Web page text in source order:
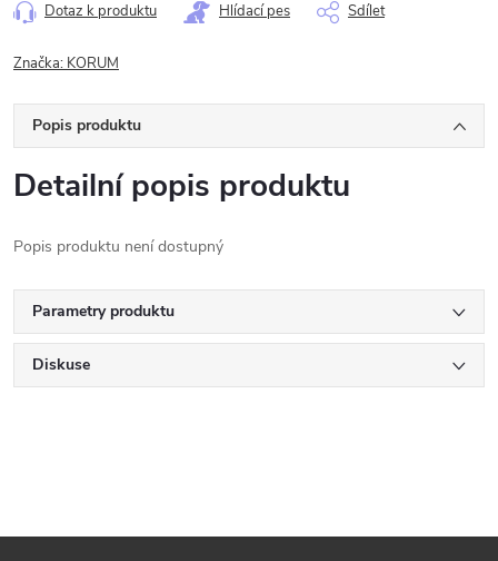
Dotaz k produktu Hlídací pes Sdílet
Značka: KORUM
Popis produktu
Detailní popis produktu
Popis produktu není dostupný
Parametry produktu
Diskuse